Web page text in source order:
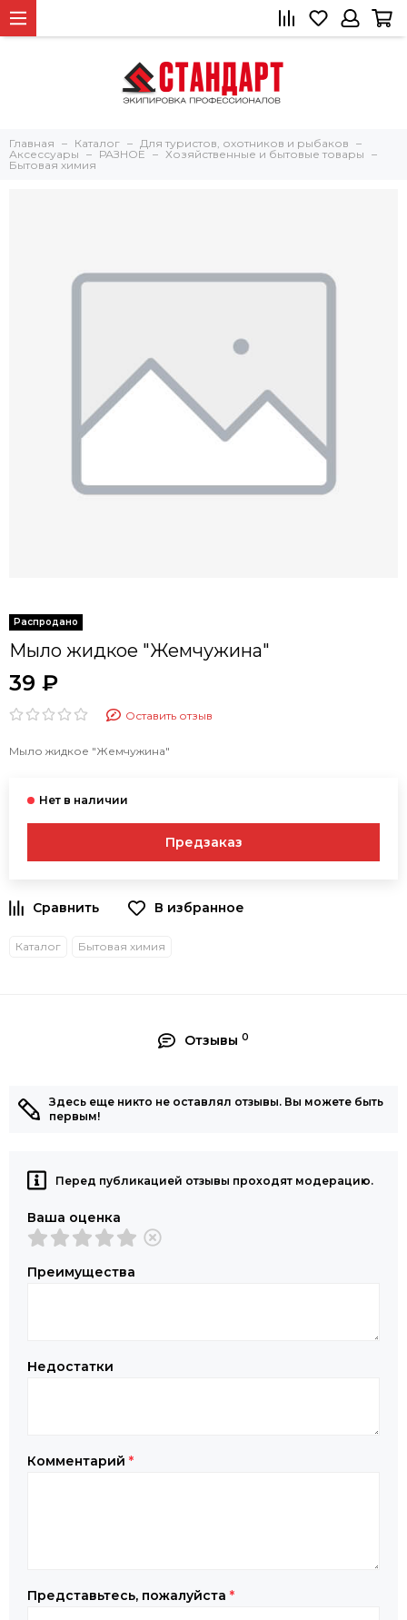
Главная Каталог
Для туристов, охотников и рыбаков
Аксессуары
РАЗНОЕ
Хозяйственные и бытовые товары
Бытовая химия
Мыло жидкое "Жемчужина"
39 ₽
Оставить отзыв
Мыло жидкое "Жемчужина"
Предзаказ
В избранное
Каталог Бытовая химия
Отзывы 0
Здесь еще никто не оставлял отзывы. Вы можете быть
первым!
Перед публикацией отзывы проходят модерацию.
Ваша оценка
Преимущества
Недостатки
Комментарий *
Представьтесь, пожалуйста *